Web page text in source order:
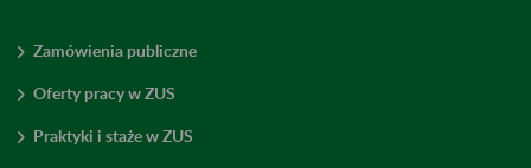
Zamówienia publiczne
Oferty pracy w ZUS
Praktyki i staże w ZUS